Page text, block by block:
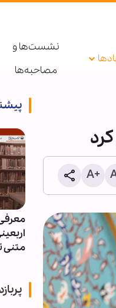
نشست‌ها و
مصاحبه‌ها
به زائران
مجازی توسط
متنی